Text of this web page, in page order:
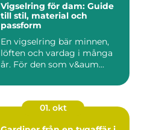
Vigselring för dam: Guide
till stil, material och
passform
En vigselring bär minnen,
löften och vardag i många
år. För den som v&aum...
01. okt